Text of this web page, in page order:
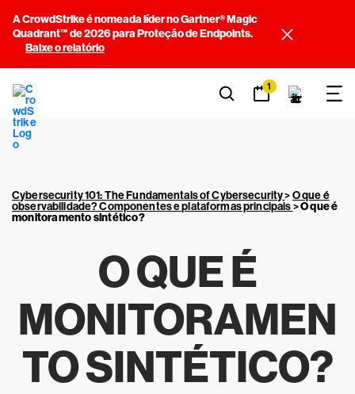
A CrowdStrike é nomeada líder no Gartner® Magic
Quadrant™ de 2026 para Proteção de Endpoints.
Baixe o relatório
1
Cybersecurity 101: The Fundamentals of Cybersecurity>O que é
observabilidade? Componentes e plataformas principais>O que é
monitoramento sintético?
O QUE É
MONITORAMEN
TO SINTÉTICO?